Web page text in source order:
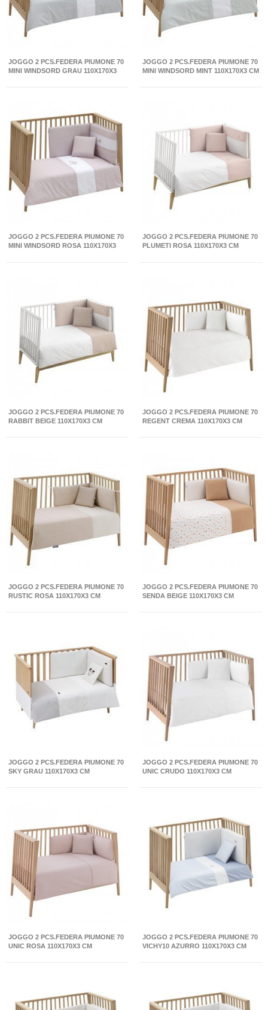
JOGGO 2 PCS.FEDERA PIUMONE 70
MINI WINDSORD GRAU 110X170X3
JOGGO 2 PCS.FEDERA PIUMONE 70
MINI WINDSORD MINT 110X170X3 CM
JOGGO 2 PCS.FEDERA PIUMONE 70
MINI WINDSORD ROSA 110X170X3
JOGGO 2 PCS.FEDERA PIUMONE 70
PLUMETI ROSA 110X170X3 CM
JOGGO 2 PCS.FEDERA PIUMONE 70
RABBIT BEIGE 110X170X3 CM
JOGGO 2 PCS.FEDERA PIUMONE 70
REGENT CREMA 110X170X3 CM
JOGGO 2 PCS.FEDERA PIUMONE 70
RUSTIC ROSA 110X170X3 CM
JOGGO 2 PCS.FEDERA PIUMONE 70
SENDA BEIGE 110X170X3 CM
JOGGO 2 PCS.FEDERA PIUMONE 70
SKY GRAU 110X170X3 CM
JOGGO 2 PCS.FEDERA PIUMONE 70
UNIC CRUDO 110X170X3 CM
JOGGO 2 PCS.FEDERA PIUMONE 70
UNIC ROSA 110X170X3 CM
JOGGO 2 PCS.FEDERA PIUMONE 70
VICHY10 AZURRO 110X170X3 CM